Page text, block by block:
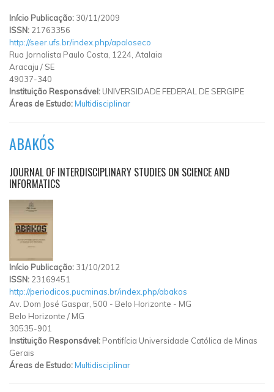
Início Publicação: 30/11/2009
ISSN: 21763356
http://seer.ufs.br/index.php/apaloseco
Rua Jornalista Paulo Costa, 1224, Atalaia
Aracaju / SE
49037-340
Instituição Responsável: UNIVERSIDADE FEDERAL DE SERGIPE
Áreas de Estudo:Multidisciplinar
ABAKÓS
JOURNAL OF INTERDISCIPLINARY STUDIES ON SCIENCE AND
INFORMATICS
Início Publicação: 31/10/2012
ISSN: 23169451
http://periodicos.pucminas.br/index.php/abakos
Av. Dom José Gaspar, 500 - Belo Horizonte - MG
Belo Horizonte / MG
30535-901
Instituição Responsável: Pontifícia Universidade Católica de Minas
Gerais
Áreas de Estudo:Multidisciplinar